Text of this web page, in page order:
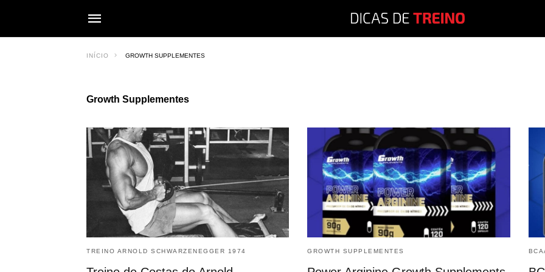
INÍCIO GROWTH SUPPLEMENTES
Growth Supplementes
TREINO ARNOLD SCHWARZENEGGER 1974 GROWTH SUPPLEMENTES